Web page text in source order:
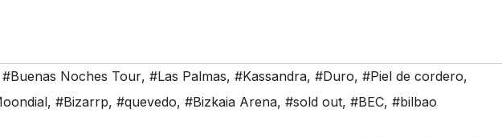
#Buenas Noches Tour, #Las Palmas, #Kassandra, #Duro, #Piel de cordero,
, #Bizarrp, #quevedo, #Bizkaia Arena, #sold out, #BEC, #bilbao